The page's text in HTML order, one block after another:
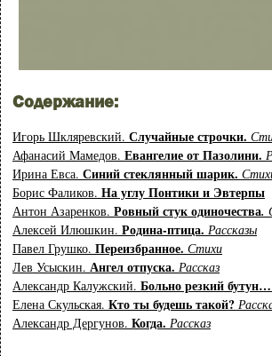
Содержание:
Игорь Шкляревский. Случайные строчки.
Афанасий Мамедов. Евангелие от Пазолини.
Ирина Евса. Синий стеклянный шарик.
Борис Фаликов. На углу Понтики и Эвтерпы
Антон Азаренков. Ровный стук одиночества.
Алексей Илюшкин. Родина-птица. Рассказы
Павел Грушко. Переизбранное. Стихи
Лев Усыскин. Ангел отпуска. Рассказ
Александр Калужский. Больно резкий бутун…
Елена Скульская. Кто ты будешь такой?
Александр Дергунов. Когда. Рассказ